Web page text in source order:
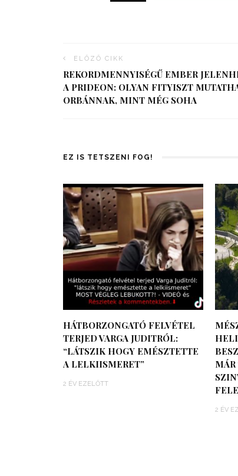
ELŐZŐ CIKK
REKORDMENNYISÉGŰ EMBER
A PRIDEON: OLYAN FITYISZT
ORBÁNNAK, MINT MÉG SOHA
EZ IS TETSZENI FOG!
HÁTBORZONGATÓ FELVÉTEL
TERJED VARGA JUDITRÓL:
“LÁTSZIK HOGY EMÉSZTETTE
A LELKIISMERET”
2 ÉV EZELŐTT
2 ÉV